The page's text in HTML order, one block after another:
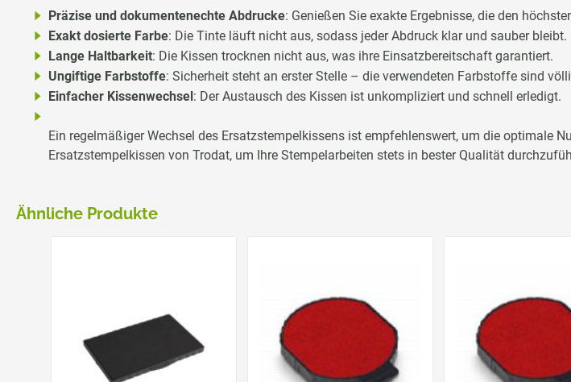
Präzise und dokumentenechte Abdrucke: Genießen Sie exakte Ergebnisse, die den
Exakt dosierte Farbe: Die Tinte läuft nicht aus, sodass jeder Abdruck klar und sauber bleibt.
Lange Haltbarkeit: Die Kissen trocknen nicht aus, was ihre Einsatzbereitschaft garantiert.
Ungiftige Farbstoffe: Sicherheit steht an erster Stelle – die verwendeten Farbstoffe sind
Einfacher Kissenwechsel: Der Austausch des Kissen ist unkompliziert und schnell erledigt.
Ein regelmäßiger Wechsel des Ersatzstempelkissens ist empfehlenswert, um die optimale
Ersatzstempelkissen von Trodat, um Ihre Stempelarbeiten stets in bester Qualität
Ähnliche Produkte